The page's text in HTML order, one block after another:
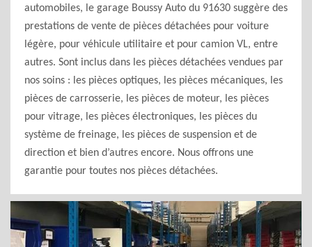
automobiles, le garage Boussy Auto du 91630 suggère des
prestations de vente de pièces détachées pour voiture
légère, pour véhicule utilitaire et pour camion VL, entre
autres. Sont inclus dans les pièces détachées vendues par
nos soins : les pièces optiques, les pièces mécaniques, les
pièces de carrosserie, les pièces de moteur, les pièces
pour vitrage, les pièces électroniques, les pièces du
système de freinage, les pièces de suspension et de
direction et bien d’autres encore. Nous offrons une
garantie pour toutes nos pièces détachées.